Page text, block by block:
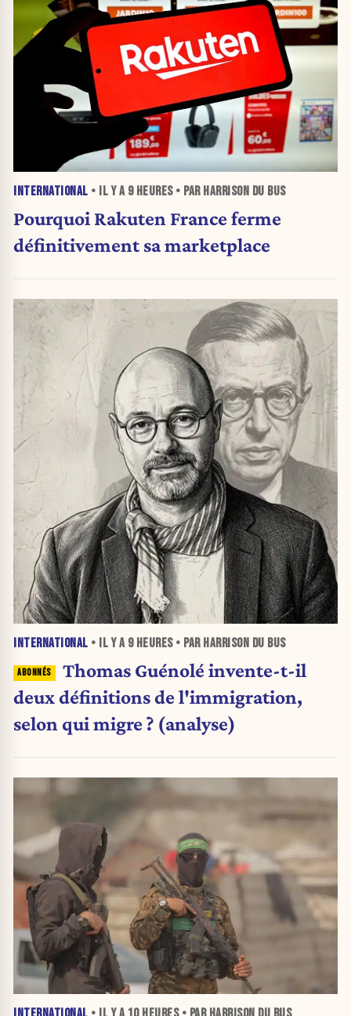
INTERNATIONAL • IL Y A 9 HEURES• PAR HARRISON DU BUS
Pourquoi Rakuten France ferme
définitivement sa marketplace
INTERNATIONAL • IL Y A 9 HEURES• PAR HARRISON DU BUS
Thomas Guénolé invente-t-il
deux définitions de l'immigration,
selon qui migre ? (analyse)